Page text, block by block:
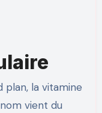
plan, la vitamine
vient du